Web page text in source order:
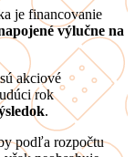
je financovanie
výlučne na
akciové
rok
.
podľa rozpočtu